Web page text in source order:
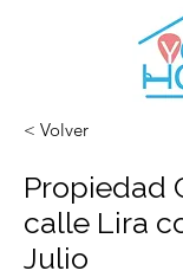
< Volver
Propiedad
calle Lira
Julio